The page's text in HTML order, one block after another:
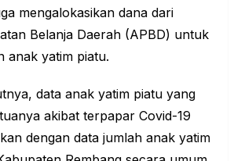
mengalokasikan dana dari
Belanja Daerah (APBD) untuk
anak yatim piatu.
data anak yatim piatu yang
akibat terpapar Covid-19
dengan data jumlah anak yatim